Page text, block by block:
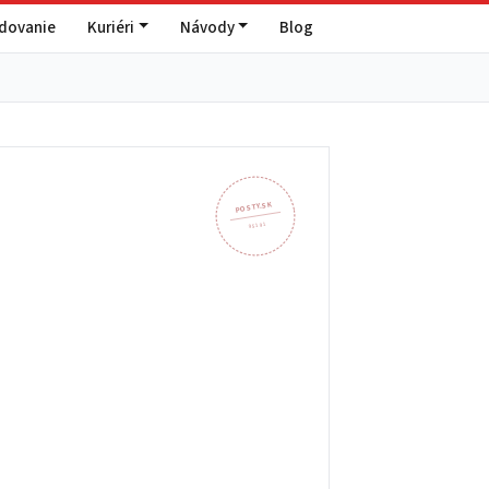
Kuriéri Návody Blog
POSTY.SK
951 91